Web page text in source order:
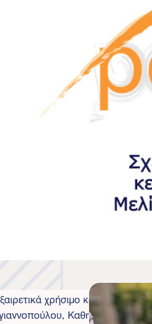
χρήσιμο και
Καθηγήτρια